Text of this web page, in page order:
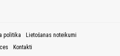
politika
Lietošanas noteikumi
Kontakti